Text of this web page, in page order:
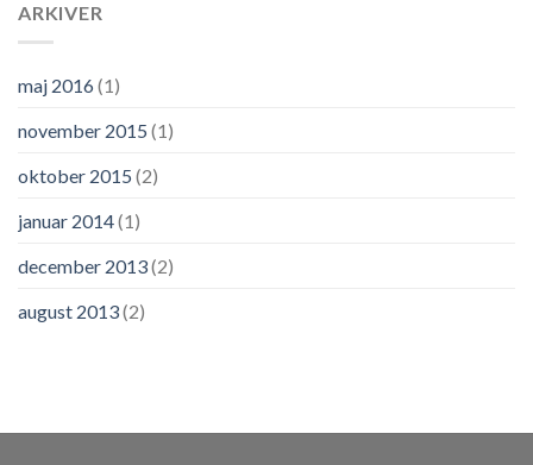
ARKIVER
maj 2016(1)
november 2015 (1)
oktober 2015 (2)
januar 2014(1)
december 2013(2)
august 2013(2)